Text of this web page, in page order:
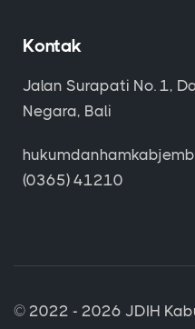
Kontak
Jalan Surapati No. 1,
Negara, Bali
(0365) 41210
© 2022 - 2026 JDIH